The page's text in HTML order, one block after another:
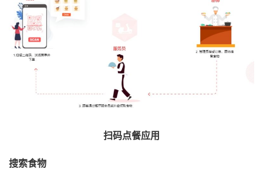
扫码点餐应用
搜索食物